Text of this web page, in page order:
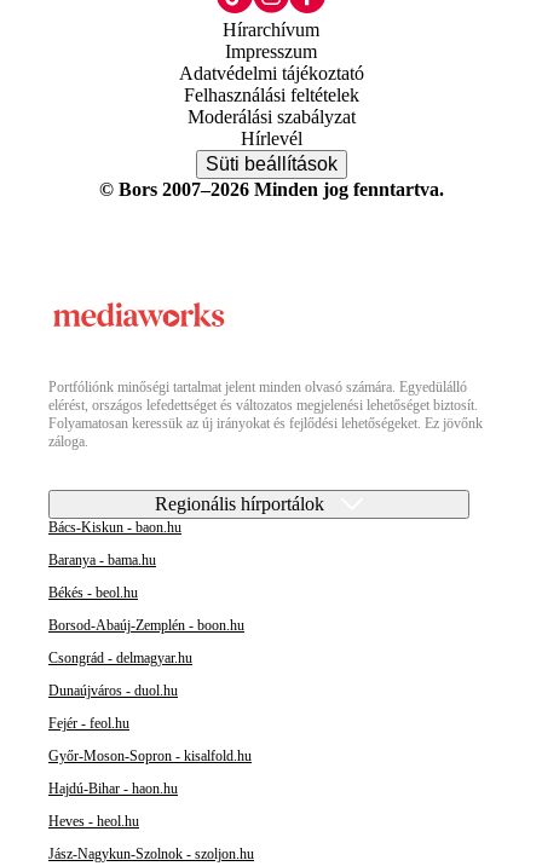
Hírarchívum
Impresszum
Adatvédelmi tájékoztató
Felhasználási feltételek
Moderálási szabályzat
Hírlevél
Süti beállítások
© Bors 2007–2026 Minden jog fenntartva.
Portfóliónk minőségi tartalmat jelent minden olvasó számára. Egyedülálló
elérést, országos lefedettséget és változatos megjelenési lehetőséget biztosít.
Folyamatosan keressük az új irányokat és fejlődési lehetőségeket. Ez jövőnk
záloga.
Regionális hírportálok
Bács-Kiskun - baon.hu
Baranya - bama.hu
Békés - beol.hu
Borsod-Abaúj-Zemplén - boon.hu
Csongrád - delmagyar.hu
Dunaújváros - duol.hu
Fejér - feol.hu
Győr-Moson-Sopron - kisalfold.hu
Hajdú-Bihar - haon.hu
Heves - heol.hu
Jász-Nagykun-Szolnok - szoljon.hu